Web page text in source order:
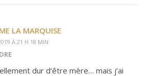
LA MARQUISE
À 21 H 18 MIN
dur d’être mère… mais j’ai